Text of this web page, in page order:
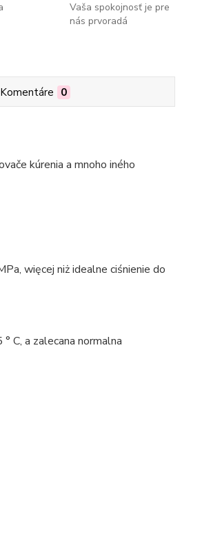
Vaša spokojnosť je pre
nás prvoradá
Komentáre 0
kúrenia a mnoho iného
więcej niż idealne ciśnienie do
C, a zalecana normalna